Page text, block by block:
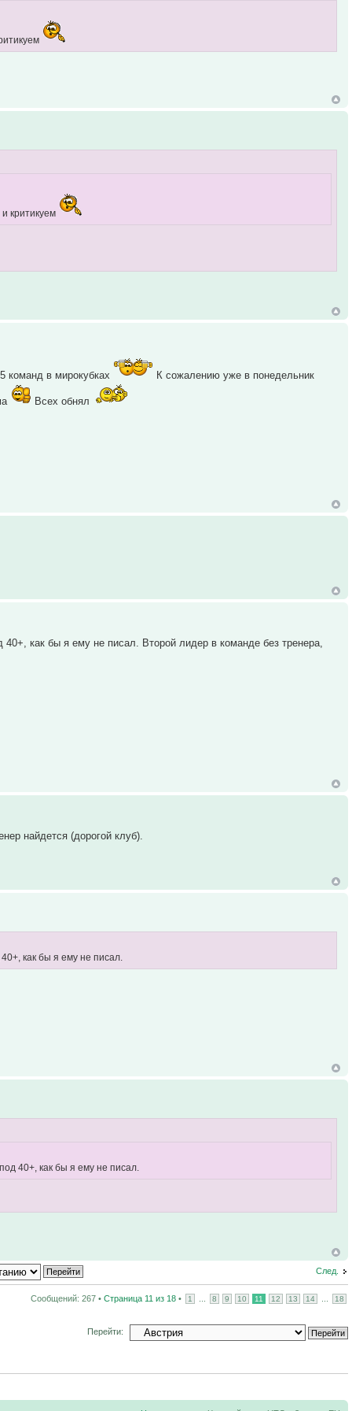
и критикуем
команд в мирокубках К сожалению уже в понедельник
Всех обнял
как бы я ему не писал. Второй лидер в команде без тренера,
найдется (дорогой клуб).
как бы я ему не писал.
40+, как бы я ему не писал.
След.
Сообщений: 267 • Страница 11 из 18 • 1 8 9 10 11 12 13 14 18
Перейти: